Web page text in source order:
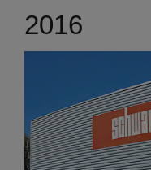
2016